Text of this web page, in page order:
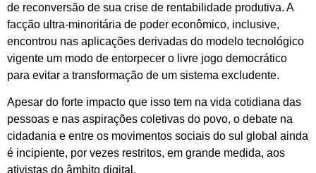
de reconversão de sua crise de rentabilidade produtiva. A
facção ultra-minoritária de poder econômico, inclusive,
encontrou nas aplicações derivadas do modelo tecnológico
vigente um modo de entorpecer o livre jogo democrático
para evitar a transformação de um sistema excludente.
Apesar do forte impacto que isso tem na vida cotidiana das
pessoas e nas aspirações coletivas do povo, o debate na
cidadania e entre os movimentos sociais do sul global ainda
é incipiente, por vezes restritos, em grande medida, aos
ativistas do âmbito digital.